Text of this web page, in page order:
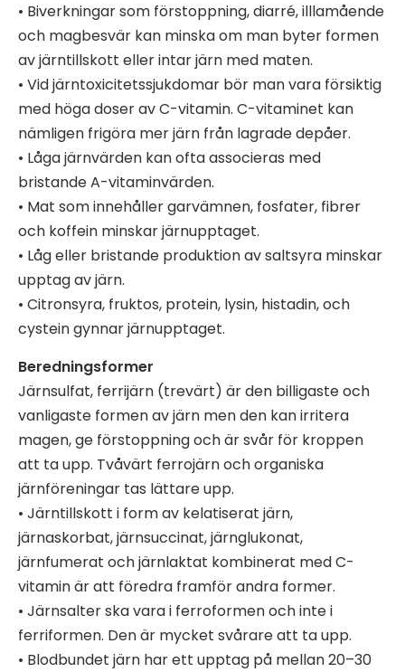
• Biverkningar som förstoppning, diarré, illlamående
och magbesvär kan minska om man byter formen
av järntillskott eller intar järn med maten.
• Vid järntoxicitetssjukdomar bör man vara försiktig
med höga doser av C-vitamin. C-vitaminet kan
nämligen frigöra mer järn från lagrade depåer.
• Låga järnvärden kan ofta associeras med
bristande A-vitaminvärden.
• Mat som innehåller garvämnen, fosfater, fibrer
och koffein minskar järnupptaget.
• Låg eller bristande produktion av saltsyra minskar
upptag av järn.
• Citronsyra, fruktos, protein, lysin, histadin, och
cystein gynnar järnupptaget.
Beredningsformer
Järnsulfat, ferrijärn (trevärt) är den billigaste och
vanligaste formen av järn men den kan irritera
magen, ge förstoppning och är svår för kroppen
att ta upp. Tvåvärt ferrojärn och organiska
järnföreningar tas lättare upp.
• Järntillskott i form av kelatiserat järn,
järnaskorbat, järnsuccinat, järnglukonat,
järnfumerat och järnlaktat kombinerat med C-
vitamin är att föredra framför andra former.
• Järnsalter ska vara i ferroformen och inte i
ferriformen. Den är mycket svårare att ta upp.
• Blodbundet järn har ett upptag på mellan 20–30